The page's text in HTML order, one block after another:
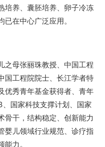
培养、囊胚培养、卵子冷冻
在中心广泛应用。
之母张丽珠教授、中国工程
国工程院院士、长江学者特
优秀青年基金获得者、青年
国家科技支撑计划、国家
骨干，结构稳定、创新能力
婴儿领域行业规范、诊疗指
力。